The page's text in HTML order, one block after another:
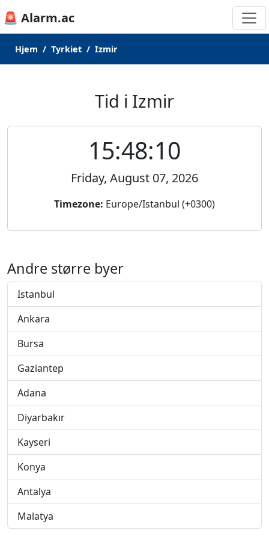
🚨 Alarm.ac
Hjem Tyrkiet Izmir
Tid i Izmir
15:48:10
Friday, August 07, 2026
Timezone: Europe/Istanbul (+0300)
Andre større byer
Istanbul
Ankara
Bursa
Gaziantep
Adana
Diyarbakır
Kayseri
Konya
Antalya
Malatya